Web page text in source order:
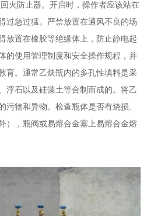
火防止器。开启时，操作者应该站在
过急过猛。严禁放置在通风不良的场
放置在橡胶等绝缘体上，防止静电起
的使用管理制度和安全操作规程，并
育。通常乙炔瓶内的多孔性填料是采
浮石以及硅藻土等合制而成的。将乙
污物和异物。检查瓶体是否有烧损、
），瓶阀或易熔合金塞上易熔合金熔